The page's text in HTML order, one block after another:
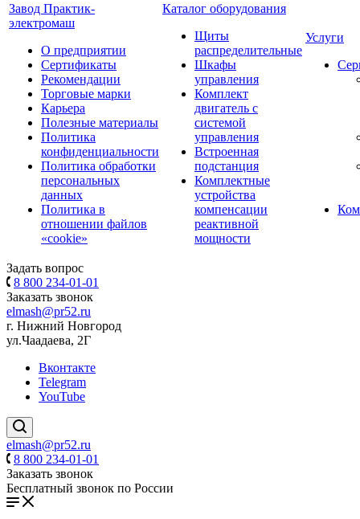
Завод Практик-
электромаш
О предприятии
Сертификаты
Рекомендации
Торговые марки
Карьера
Полезные материалы
Политика
конфиденциальности
Политика обработки
персональных
данных
Политика в
отношении файлов
«cookie»
Каталог оборудования
Щиты
распределительные
Шкафы
управления
Комплект
двигатель с
системой
управления
Встроенная
подстанция
Комплектные
устройства
компенсации
реактивной
мощности
Услуги
Задать вопрос
8 800 234-01-01
Заказать звонок
elmash@pr52.ru
г. Нижний Новгород
ул.Чаадаева, 2Г
Вконтакте
Telegram
YouTube
elmash@pr52.ru
8 800 234-01-01
Заказать звонок
Бесплатный звонок по России